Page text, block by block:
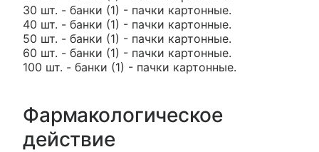
30 шт. - банки (1) - пачки картонные.
40 шт. - банки (1) - пачки картонные.
50 шт. - банки (1) - пачки картонные.
60 шт. - банки (1) - пачки картонные.
100 шт. - банки (1) - пачки картонные.
Фармакологическое
действие